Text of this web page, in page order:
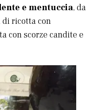
e mentuccia, da
di ricotta con
con scorze candite e